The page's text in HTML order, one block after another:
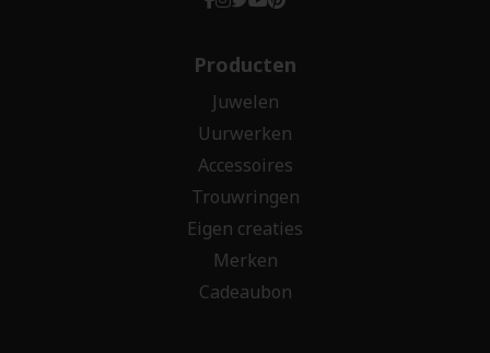
Producten
Juwelen
Uurwerken
Accessoires
Trouwringen
Eigen creaties
Merken
Cadeaubon